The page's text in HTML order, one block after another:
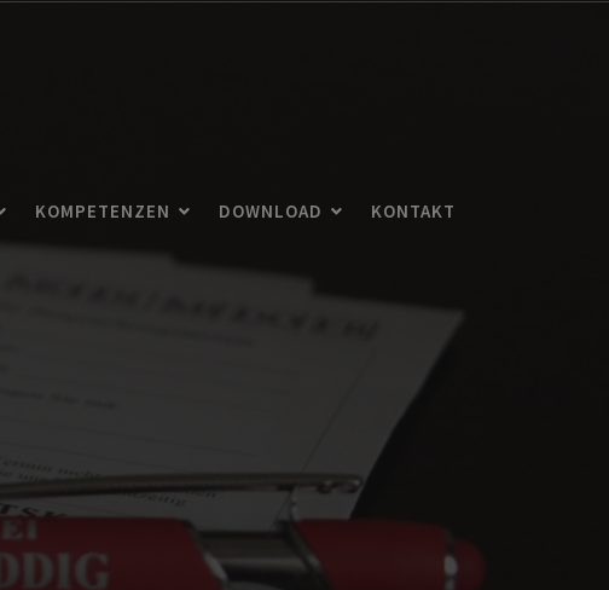
KOMPETENZEN DOWNLOAD KONTAKT